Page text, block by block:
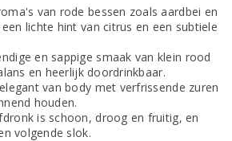
van rode bessen zoals aardbei en
lichte hint van citrus en een subtiele
en sappige smaak van klein rood
en heerlijk doordrinkbaar.
van body met verfrissende zuren
houden.
is schoon, droog en fruitig, en
volgende slok.